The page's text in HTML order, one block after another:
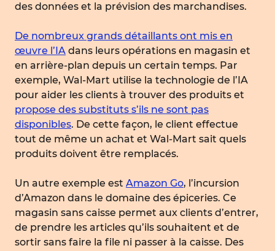
des données et la prévision des marchandises.
De nombreux grands détaillants ont mis en
œuvre l’IA dans leurs opérations en magasin et
en arrière-plan depuis un certain temps. Par
exemple, Wal-Mart utilise la technologie de l’IA
pour aider les clients à trouver des produits et
propose des substituts s’ils ne sont pas
disponibles. De cette façon, le client effectue
tout de même un achat et Wal-Mart sait quels
produits doivent être remplacés.
Un autre exemple est Amazon Go, l’incursion
d’Amazon dans le domaine des épiceries. Ce
magasin sans caisse permet aux clients d’entrer,
de prendre les articles qu’ils souhaitent et de
sortir sans faire la file ni passer à la caisse. Des